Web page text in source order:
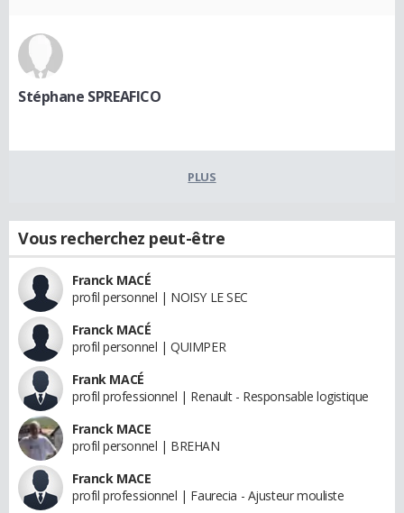
Stéphane SPREAFICO
PLUS
Vous recherchez peut-être
Franck MACÉ
profil personnel | NOISY LE SEC
Franck MACÉ
profil personnel | QUIMPER
Frank MACÉ
profil professionnel | Renault - Responsable logistique
Franck MACE
profil personnel | BREHAN
Franck MACE
profil professionnel | Faurecia - Ajusteur mouliste